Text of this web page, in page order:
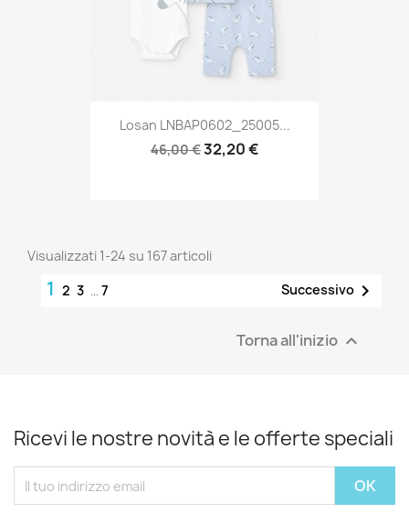
Losan LNBAP0602_25005...
46,00 €32,20 €
Visualizzati 1-24 su 167 articoli
1 2 3 … 7 Successivo 
Torna all'inizio 
Ricevi le nostre novità e le offerte speciali